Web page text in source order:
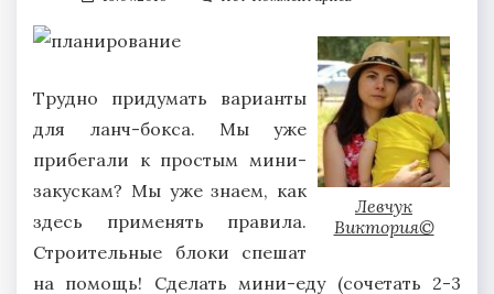
Левчук
Виктория©
Трудно придумать варианты
для ланч-бокса. Мы уже
прибегали к простым мини-
закускам? Мы уже знаем, как
здесь применять правила.
Строительные блоки спешат
на помощь! Сделать мини-еду (сочетать 2-3